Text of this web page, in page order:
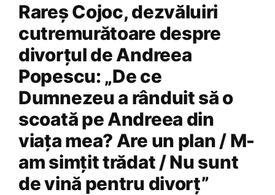
Rareș Cojoc, dezvăluiri
cutremurătoare despre
divorțul de Andreea
Popescu: „De ce
Dumnezeu a rânduit să o
scoată pe Andreea din
viața mea? Are un plan / M-
am simțit trădat / Nu sunt
de vină pentru divorț”